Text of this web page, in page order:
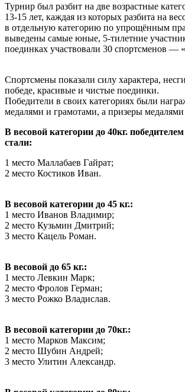
Турнир был разбит на две возрастные
13-15 лет, каждая из которых разбита на
в отдельную категорию по упрощённым
выведены самые юные, 5-тилетние
поединках участвовали 30 спортсменов —
Спортсмены показали силу характера,
победе, красивые и чистые поединки.
Победители в своих категориях были
медалями и грамотами, а призеры
В весовой категории до 40кг.
стали:
1 место Маллабаев Гайрат;
2 место Костиков Иван.
В весовой категории до 45 кг.:
1 место Иванов Владимир;
2 место Кузьмин Дмитрий;
3 место Кацель Роман.
В весовой до 65 кг.:
1 место Левкин Марк;
2 место Фролов Герман;
3 место Рожко Владислав.
В весовой категории до 70кг.:
1 место Марков Максим;
2 место Шубин Андрей;
3 место Улитин Александр.